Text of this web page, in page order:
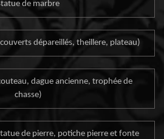
de marbre
dépareillés, theillere, plateau)
dague ancienne, trophée de
chasse)
de pierre, potiche pierre et fonte